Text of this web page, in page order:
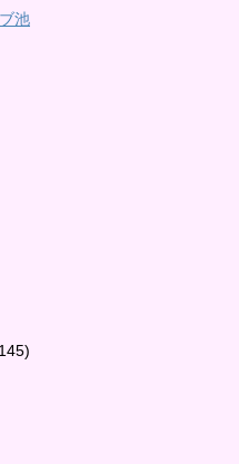
池